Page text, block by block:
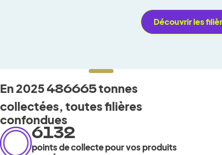
Découvrir les
En 2025 486665tonnes
collectées, toutes filières
confondues
6132
points de collecte pour vos produits